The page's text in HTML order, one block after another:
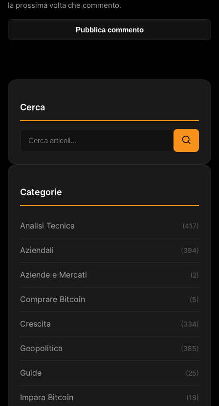
la prossima volta che commento.
Cerca
Cerca:
Cerca
Categorie
Analisi Tecnica (417)
Aziendali (394)
Aziende e Mercati (2)
Comprare Bitcoin (5)
Crescita (334)
Geopolitica (385)
Guide (25)
Impara Bitcoin (18)